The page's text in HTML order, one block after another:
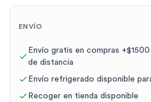
ENVÍO
Envío gratis en compras
de distancia
Envío refrigerado disponible
Recoger en tienda disponible